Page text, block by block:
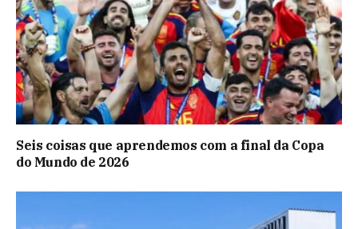
Seis coisas que aprendemos com a final da Copa
do Mundo de 2026